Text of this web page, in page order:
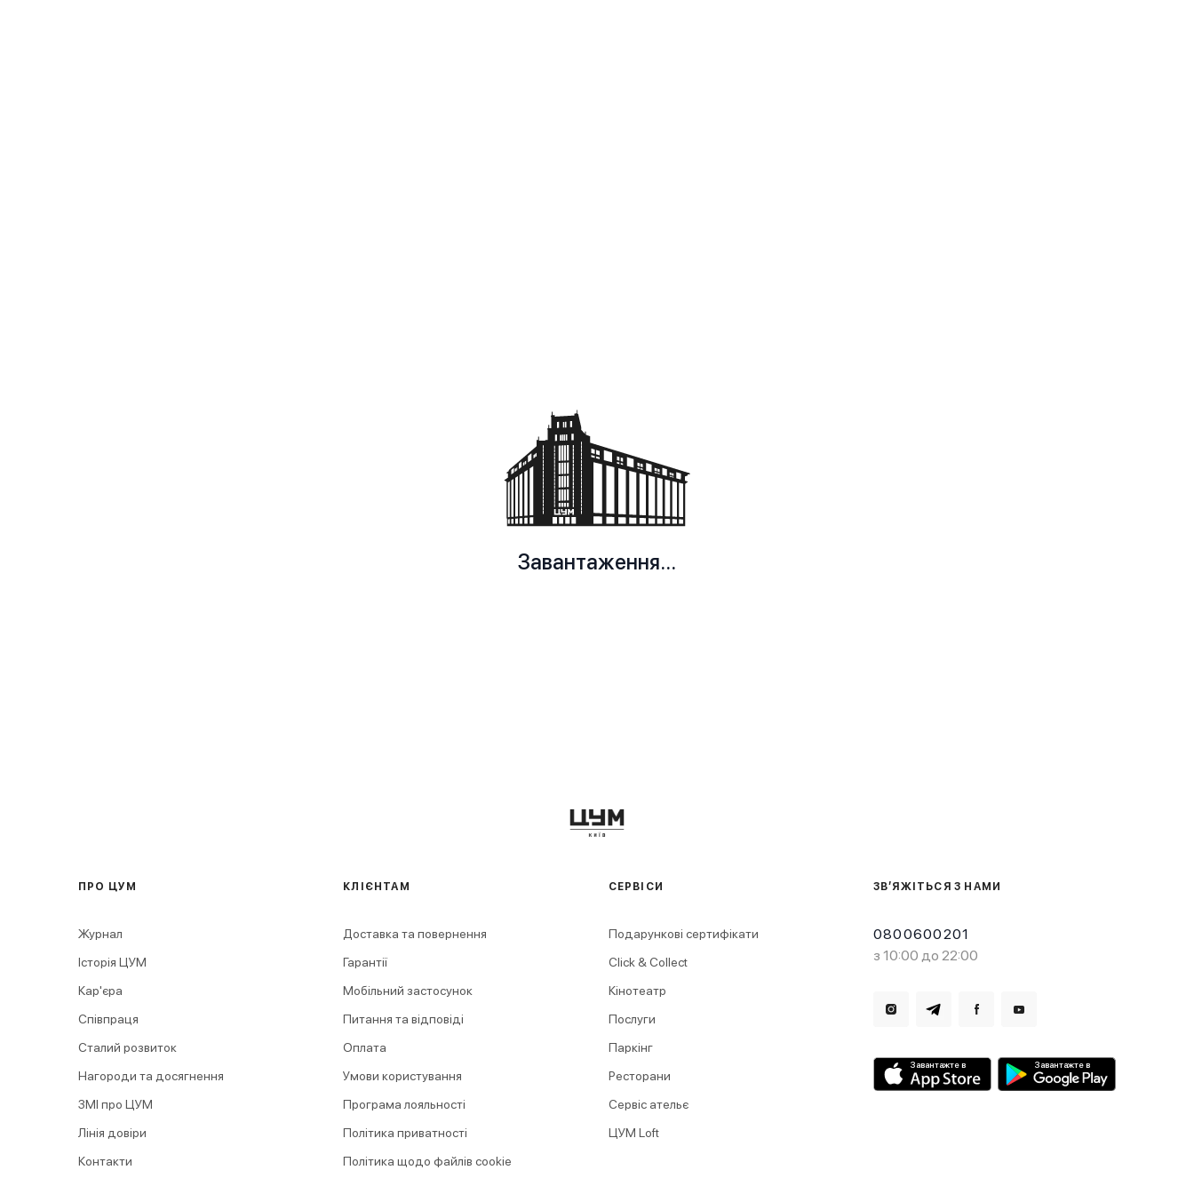
ЗВ’ЯЖІТЬСЯ З НАМИ
0800600201
з 10:00 до 22:00
ПРО ЦУМ
Журнал
Історія ЦУМ
Кар'єра
Співпраця
Сталий розвиток
Нагороди та досягнення
ЗМІ про ЦУМ
Лінія довіри
Контакти
КЛІЄНТАМ
Доставка та повернення
Гарантії
Мобільний застосунок
Питання та відповіді
Оплата
Умови користування
Програма лояльності
Політика приватності
Політика щодо файлів cookie
СЕРВІСИ
Подарункові сертифікати
Click & Collect
Кінотеатр
Послуги
Паркінг
Ресторани
Сервіс ательє
ЦУМ Loft